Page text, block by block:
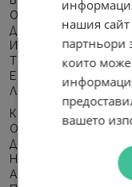
О
Д
И
Т
Е
Л
К
О
Д
Н
А
нашия
партньори
които
вашето